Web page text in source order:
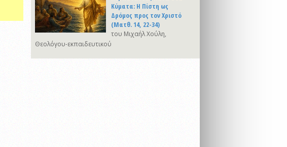
Κύματα: Η Πίστη ως
Δρόμος προς τον Χριστό
(Ματθ. 14, 22-34)
του Μιχαήλ Χούλη,
Θεολόγου-εκπαιδευτικού